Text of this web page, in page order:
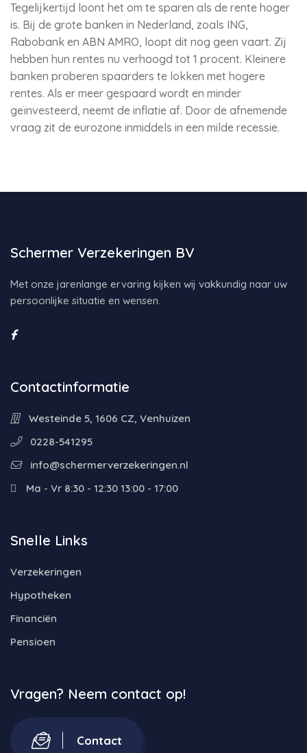
Tegelijkertijd loont het om te sparen als de rente hoger
is. Bij de grote banken in Nederland, zoals ING,
Rabobank en ABN AMRO, loopt dit nog geen vaart. Zij
hebben hun rentes nu verhoogd tot 1 procent. Kleinere
banken proberen spaarders te lokken met hogere
rentes. Als er meer gespaard wordt en minder
geïnvesteerd, neemt de inflatie af. Door de afnemende
vraag zit de eurozone inmiddels in een milde recessie.
Schermer Verzekeringen BV
Met onze jarenlange ervaring kijken wij vakkundig naar uw
persoonlijke situatie en wensen.
Contactinformatie
Westeinde 5, 1606 CZ, Venhuizen
0228-541295
info@schermerverzekeringen.nl
Ma - Vr 8:30 - 12:30 13:00 - 17:00
Snelle Links
Verzekeringen
Hypotheken
Financiën
Pensioen
Vragen? Neem contact op!
Contact